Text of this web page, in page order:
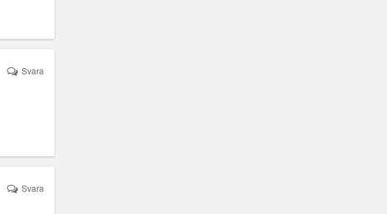
Svara
Svara